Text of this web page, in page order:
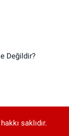
Değildir?
saklıdır.